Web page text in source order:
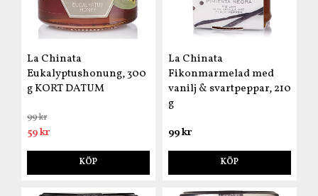
La Chinata
Eukalyptushonung, 300
g KORT DATUM
99 kr
59 kr
KÖP
La Chinata
Fikonmarmelad med
vanilj & svartpeppar, 210
g
99 kr
KÖP